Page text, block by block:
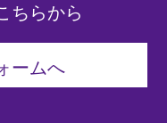
ちらから
ームへ